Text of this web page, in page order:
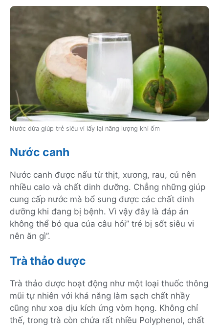
Nước dừa giúp trẻ siêu vi lấy lại năng lượng khi ốm
Nước canh
Nước canh được nấu từ thịt, xương, rau, củ nên
nhiều calo và chất dinh dưỡng. Chẳng những giúp
cung cấp nước mà bổ sung được các chất dinh
dưỡng khi đang bị bệnh. Vì vậy đây là đáp án
không thể bỏ qua của câu hỏi” trẻ bị sốt siêu vi
nên ăn gì”.
Trà thảo dược
Trà thảo dược hoạt động như một loại thuốc thông
mũi tự nhiên với khả năng làm sạch chất nhầy
cũng như xoa dịu kích ứng vòm họng. Không chỉ
thế, trong trà còn chứa rất nhiều Polyphenol, chất